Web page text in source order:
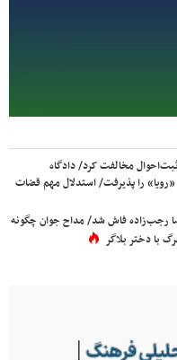
مخالفت کرد/ دادگاه
را پذیرفت/ استدلال مهم قضات
رجب‌زاده فاش شد/ مداح جوان چگونه
با دختر بلاگر